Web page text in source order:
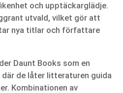
och upptäckarglädje.
utvald, vilket gör att
nya titlar och författare
Daunt Books som en
de låter litteraturen guida
Kombinationen av